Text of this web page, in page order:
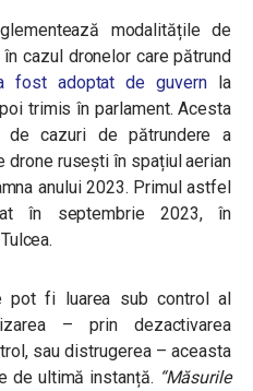
modalitățile de
cazul dronelor care pătrund
fost adoptat de guvern la
trimis în parlament. Acesta
cazuri de pătrundere a
drone rusești în spațiul aerian
anului 2023. Primul astfel
în septembrie 2023, în
pot fi luarea sub control al
– prin dezactivarea
sau distrugerea – aceasta
de ultimă instanță. “Măsurile